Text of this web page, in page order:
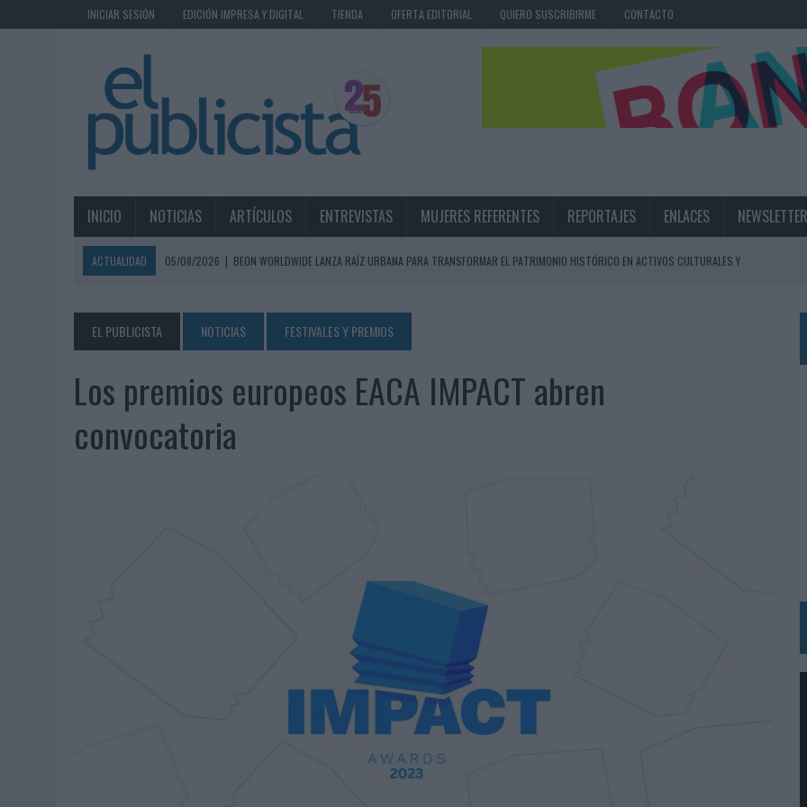
INICIAR SESIÓN EDICIÓN IMPRESA Y DIGITAL TIENDA OFERTA EDITORIAL QUIERO SUSCRIBIRME CONTACTO
INICIO NOTICIAS ARTÍCULOS ENTREVISTAS MUJERES REFERENTES REPORTAJES ENLACES NEWSLETTER
ACTUALIDAD 05/08/2026 | BEON WORLDWIDE LANZA RAÍZ URBANA PARA TRANSFORMAR EL PATRIMONIO HISTÓRICO EN ACTIVOS CULTURALES Y
05/08/2026 | LOPESAN HOTELS & RESORTS ACERCA EL PARAÍSO CANARIO EN SU ÚLTIMA CAMPAÑA INTERNACIONAL
LUIS ARQUILLOS (BURGO DE ARIAS): “LA CONSTRUCCIÓN DE MARCA A LARGO PLAZO Y LA MEDICIÓN SON DOS CARAS DE LA MISMA
MONEDA”
04/08/2026
‘EL PARAÍSO MÁS CERCA’, DE 22GRADOS PARA LOPESAN HOTELS & RESORTS
AUDIBLE REIVINDICA EL PODER TRANSFORMADOR DEL AUDIO EN SU NUEVA CAMPAÑA GLOBAL DE MARCA
‘VUELVE EL FÚTBOL. VUELVE A SOÑAR’, DE VML PARA MOVISTAR
MOVISTAR APELA A LA ILUSIÓN DE LAS AFICIONES PARA EL REGRESO DEL FÚTBOL
EL REAL BETIS INVITA A LOS AFICIONADOS A DISEÑAR SU PRÓXIMA CAMISETA FOREVER GREEN
KFC CONVIERTE LOS UBER EN UN HOMENAJE AL UNIVERSO DE 'LOS SIMPSON'
BACK MARKET PONE A LA MADRE DE SU FUNDADOR COMO AVAL DE SU CALIDAD
PRESENTADO EL JURADO DE LOS PREMIOS DE MARKETING Y COMUNICACIÓN EN EL SECTOR ASEGURADOR 2026
EL PUBLICISTA NOTICIAS FESTIVALES Y PREMIOS
Los premios europeos EACA IMPACT abren
convocatoria